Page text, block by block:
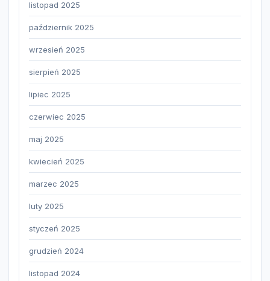
listopad 2025
październik 2025
wrzesień 2025
sierpień 2025
lipiec 2025
czerwiec 2025
maj 2025
kwiecień 2025
marzec 2025
luty 2025
styczeń 2025
grudzień 2024
listopad 2024